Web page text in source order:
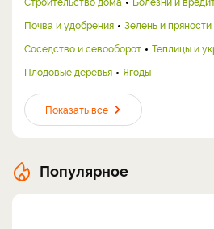
Почва и удобрения
Зелень и пряности
Соседство и севооборот
Теплицы и
Плодовые деревья
Ягоды
Показать все
Популярное